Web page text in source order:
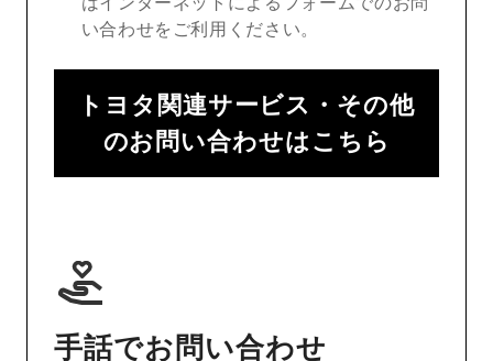
い合わせをご利用ください。
トヨタ関連サービス・その他
のお問い合わせはこちら
手話でお問い合わせ